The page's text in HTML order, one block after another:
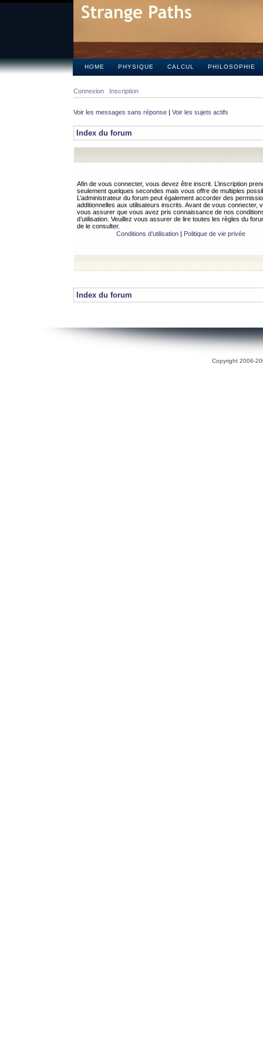
HOME PHYSIQUE CALCUL PHILOSOPHIE
Connexion Inscription
Voir les messages sans réponse | Voir les sujets actifs
Index du forum
Afin de vous connecter, vous devez être inscrit. L’inscription
seulement quelques secondes mais vous offre de multiples
L’administrateur du forum peut également accorder des
additionnelles aux utilisateurs inscrits. Avant de vous connecter,
vous assurer que vous avez pris connaissance de nos
d’utilisation. Veuillez vous assurer de lire toutes les règles du
de le consulter.
Conditions d’utilisation| Politique de vie privée
Index du forum
Copyright 2006-